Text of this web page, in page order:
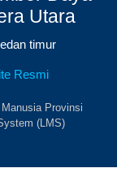
Utara
timur
Resmi
Provinsi
(LMS)